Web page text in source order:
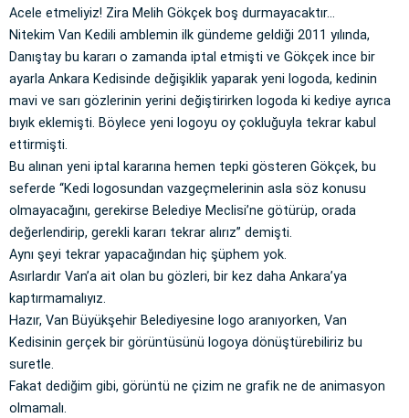
Acele etmeliyiz! Zira Melih Gökçek boş durmayacaktır…
Nitekim Van Kedili amblemin ilk gündeme geldiği 2011 yılında,
Danıştay bu kararı o zamanda iptal etmişti ve Gökçek ince bir
ayarla Ankara Kedisinde değişiklik yaparak yeni logoda, kedinin
mavi ve sarı gözlerinin yerini değiştirirken logoda ki kediye ayrıca
bıyık eklemişti. Böylece yeni logoyu oy çokluğuyla tekrar kabul
ettirmişti.
Bu alınan yeni iptal kararına hemen tepki gösteren Gökçek, bu
seferde ‘‘Kedi logosundan vazgeçmelerinin asla söz konusu
olmayacağını, gerekirse Belediye Meclisi’ne götürüp, orada
değerlendirip, gerekli kararı tekrar alırız” demişti.
Aynı şeyi tekrar yapacağından hiç şüphem yok.
Asırlardır Van’a ait olan bu gözleri, bir kez daha Ankara’ya
kaptırmamalıyız.
Hazır, Van Büyükşehir Belediyesine logo aranıyorken, Van
Kedisinin gerçek bir görüntüsünü logoya dönüştürebiliriz bu
suretle.
Fakat dediğim gibi, görüntü ne çizim ne grafik ne de animasyon
olmamalı.